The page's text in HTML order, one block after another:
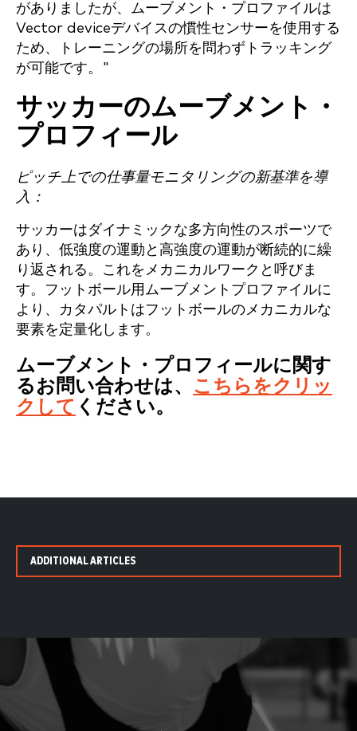
がありましたが、ムーブメント・プロファイルは
Vector deviceデバイスの慣性センサーを使用する
ため、トレーニングの場所を問わずトラッキング
が可能です。"
サッカーのムーブメント・
プロフィール
ピッチ上での仕事量モニタリングの新基準を導
入：
サッカーはダイナミックな多方向性のスポーツで
あり、低強度の運動と高強度の運動が断続的に繰
り返される。これをメカニカルワークと呼びま
す。フットボール用ムーブメントプロファイルに
より、カタパルトはフットボールのメカニカルな
要素を定量化します。
ムーブメント・プロフィールに関す
るお問い合わせは、 こちらをクリッ
クして ください。
ADDITIONAL ARTICLES